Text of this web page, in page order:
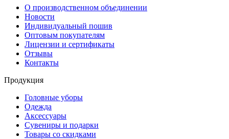
О производственном объединении
Новости
Индивидуальный пошив
Оптовым покупателям
Лицензии и сертификаты
Отзывы
Контакты
Продукция
Головные уборы
Одежда
Аксессуары
Сувениры и подарки
Товары со скидками